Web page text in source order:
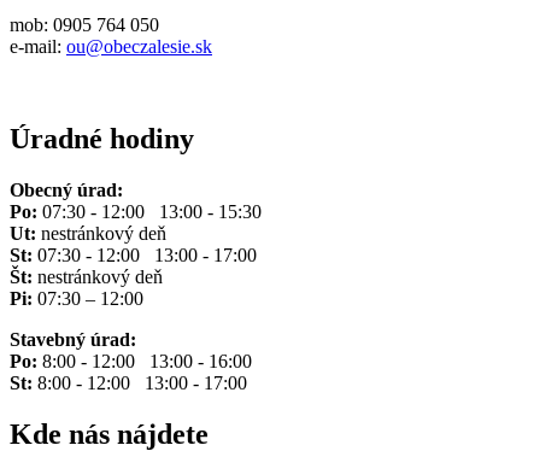
mob: 0905 764 050
e-mail: ou@obeczalesie.sk
Úradné hodiny
Obecný úrad:
Po: 07:30 - 12:00 13:00 - 15:30
Ut: nestránkový deň
St: 07:30 - 12:00 13:00 - 17:00
Št: nestránkový deň
Pi: 07:30 – 12:00
Stavebný úrad:
Po: 8:00 - 12:00 13:00 - 16:00
St: 8:00 - 12:00 13:00 - 17:00
Kde nás nájdete